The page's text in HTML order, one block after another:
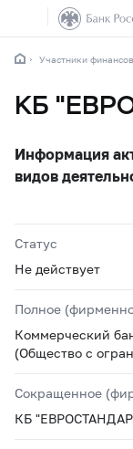
Участники
КБ
Информация
видов
Статус
Не действует
Полное
Коммерческий
(Общество с
Сокращенное
КБ